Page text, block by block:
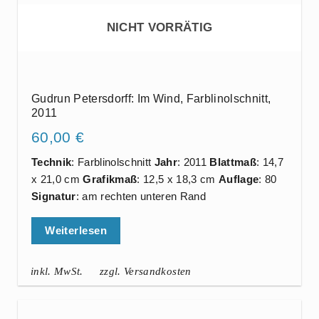
NICHT VORRÄTIG
Gudrun Petersdorff: Im Wind, Farblinolschnitt,
2011
60,00 €
Technik: Farblinolschnitt Jahr: 2011 Blattmaß: 14,7
x 21,0 cmGrafikmaß: 12,5 x 18,3 cmAuflage: 80
Signatur: am rechten unteren Rand
Weiterlesen
inkl. MwSt. zzgl. Versandkosten